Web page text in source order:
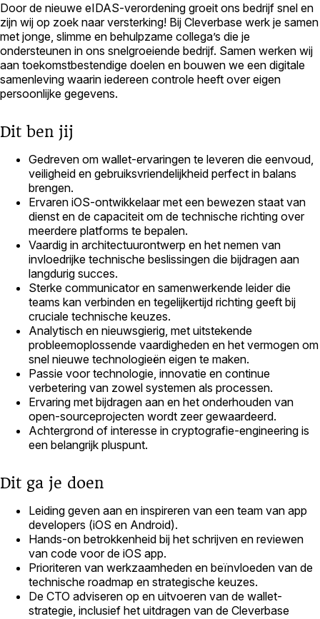
Door de nieuwe eIDAS-verordening groeit ons bedrijf snel en
zijn wij op zoek naar versterking! Bij Cleverbase werk je samen
met jonge, slimme en behulpzame collega’s die je
ondersteunen in ons snelgroeiende bedrijf. Samen werken wij
aan toekomstbestendige doelen en bouwen we een digitale
samenleving waarin iedereen controle heeft over eigen
persoonlijke gegevens.
Dit ben jij
Gedreven om wallet‑ervaringen te leveren die eenvoud,
veiligheid en gebruiksvriendelijkheid perfect in balans
brengen.
Ervaren iOS‑ontwikkelaar met een bewezen staat van
dienst en de capaciteit om de technische richting over
meerdere platforms te bepalen.
Vaardig in architectuurontwerp en het nemen van
invloedrijke technische beslissingen die bijdragen aan
langdurig succes.
Sterke communicator en samenwerkende leider die
teams kan verbinden en tegelijkertijd richting geeft bij
cruciale technische keuzes.
Analytisch en nieuwsgierig, met uitstekende
probleemoplossende vaardigheden en het vermogen om
snel nieuwe technologieën eigen te maken.
Passie voor technologie, innovatie en continue
verbetering van zowel systemen als processen.
Ervaring met bijdragen aan en het onderhouden van
open‑sourceprojecten wordt zeer gewaardeerd.
Achtergrond of interesse in cryptografie‑engineering is
een belangrijk pluspunt.
Dit ga je doen
Leiding geven aan en inspireren van een team van app
developers (iOS en Android).
Hands-on betrokkenheid bij het schrijven en reviewen
van code voor de iOS app.
Prioriteren van werkzaamheden en beïnvloeden van de
technische roadmap en strategische keuzes.
De CTO adviseren op en uitvoeren van de wallet-
strategie, inclusief het uitdragen van de Cleverbase